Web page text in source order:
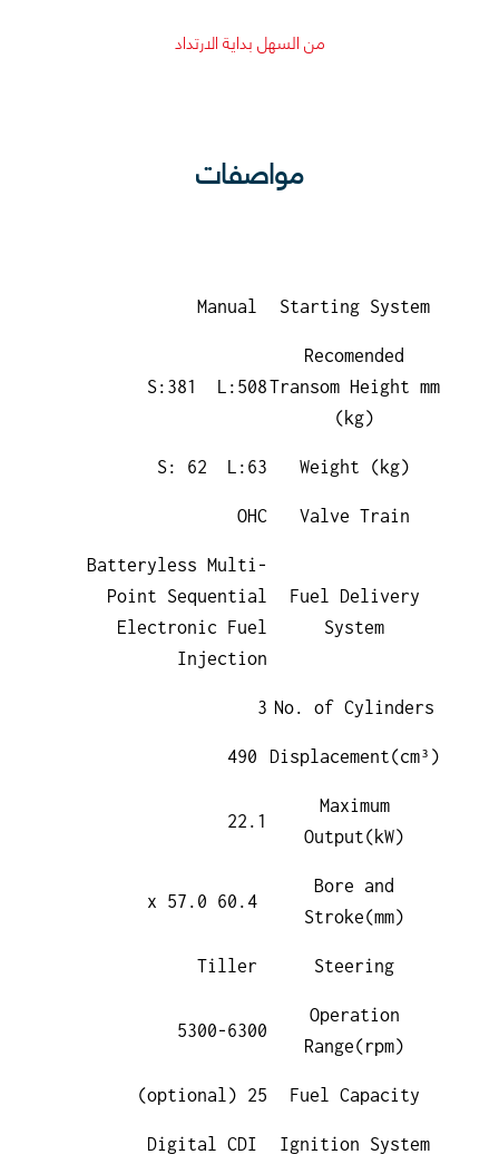
من السهل بداية الارتداد
مواصفات
Starting System
Recomended
Transom Height mm
(kg)
S:381 L:508
Weight (kg)
S: 62 L:63
Valve Train
OHC
Fuel Delivery
System
Batteryless Multi-
Point Sequential
Electronic Fuel
Injection
No. of Cylinders
3
Displacement(cm³)
490
Maximum
Output(kW)
22.1
Bore and
Stroke(mm)
Steering
Operation
Range(rpm)
5300-6300
Fuel Capacity
25 (optional)
Ignition System